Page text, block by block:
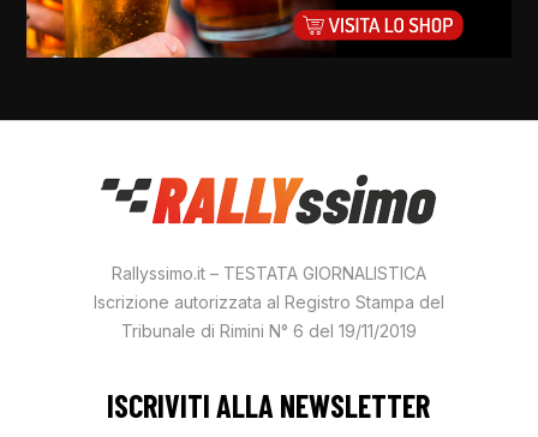
Rallyssimo.it – TESTATA GIORNALISTICA
Iscrizione autorizzata al Registro Stampa del
Tribunale di Rimini N° 6 del 19/11/2019
ISCRIVITI ALLA NEWSLETTER